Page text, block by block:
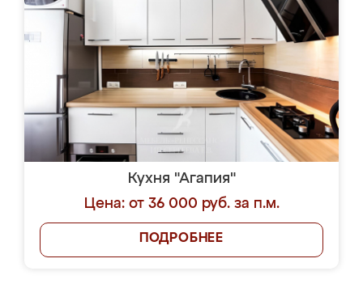
Кухня "Агапия"
Цена: от 36 000 руб. за п.м.
ПОДРОБНЕЕ